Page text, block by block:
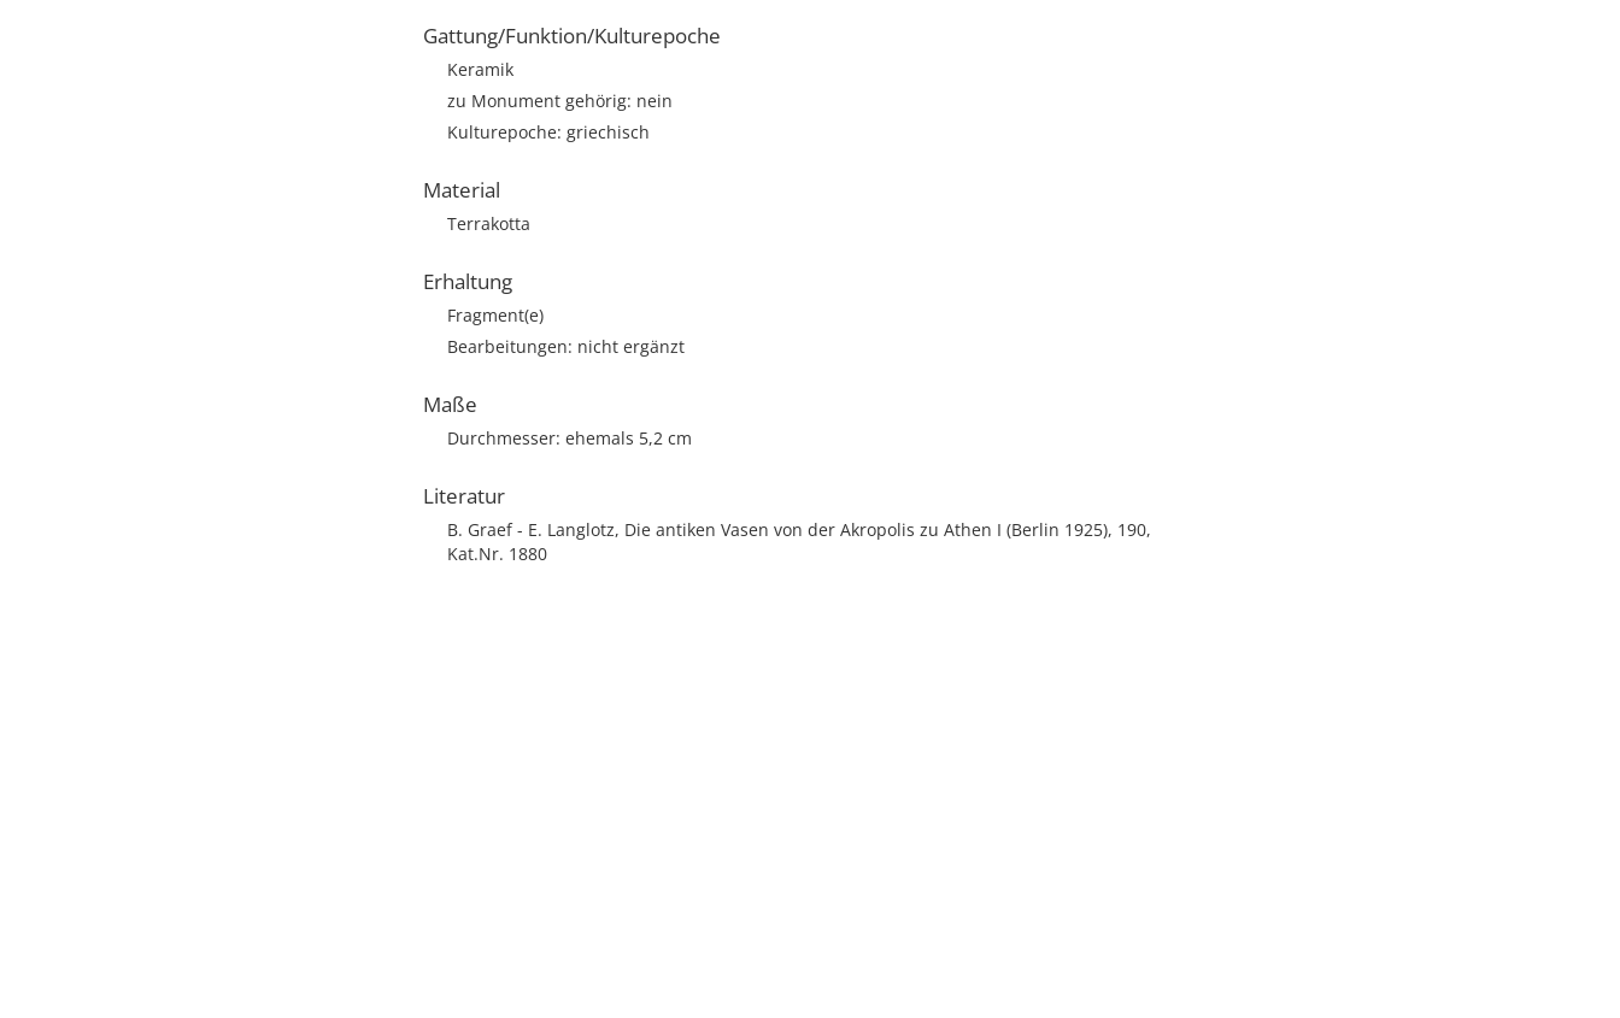
Gattung/Funktion/Kulturepoche
Keramik
zu Monument gehörig: nein
Kulturepoche: griechisch
Material
Terrakotta
Erhaltung
Fragment(e)
Bearbeitungen: nicht ergänzt
Maße
Durchmesser: ehemals 5,2 cm
Literatur
B. Graef - E. Langlotz, Die antiken Vasen von der Akropolis zu Athen I (Berlin 1925), 190,
Kat.Nr. 1880